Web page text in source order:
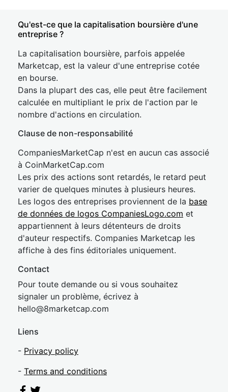
Qu'est-ce que la capitalisation boursière d'une
entreprise ?
La capitalisation boursière, parfois appelée
Marketcap, est la valeur d'une entreprise cotée
en bourse.
Dans la plupart des cas, elle peut être facilement
calculée en multipliant le prix de l'action par le
nombre d'actions en circulation.
Clause de non-responsabilité
CompaniesMarketCap n'est en aucun cas associé
à CoinMarketCap.com
Les prix des actions sont retardés, le retard peut
varier de quelques minutes à plusieurs heures.
Les logos des entreprises proviennent de la base
de données de logos CompaniesLogo.com et
appartiennent à leurs détenteurs de droits
d'auteur respectifs. Companies Marketcap les
affiche à des fins éditoriales uniquement.
Contact
Pour toute demande ou si vous souhaitez
signaler un problème, écrivez à
hello@8marketcap.com
Liens
- Privacy policy
- Terms and conditions